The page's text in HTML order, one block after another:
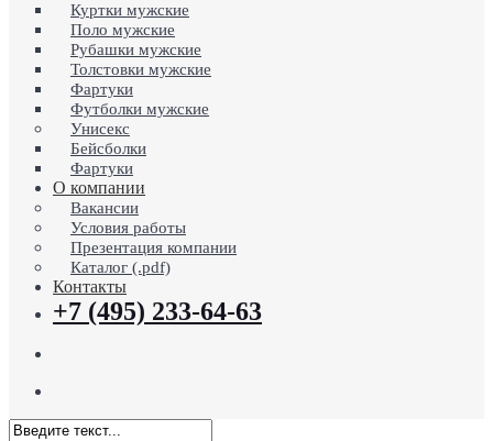
Куртки мужские
Поло мужские
Рубашки мужские
Толстовки мужские
Фартуки
Футболки мужские
Унисекс
Бейсболки
Фартуки
О компании
Вакансии
Условия работы
Презентация компании
Каталог (.pdf)
Контакты
+7 (495) 233-64-63